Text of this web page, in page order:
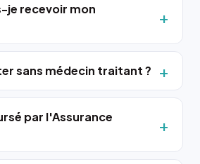
je recevoir mon
sans médecin traitant ?
par l'Assurance